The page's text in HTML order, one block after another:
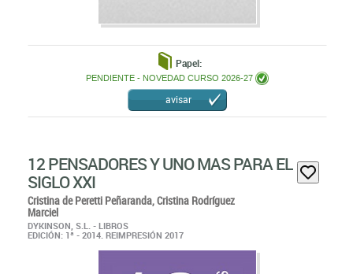
PENDIENTE - NOVEDAD CURSO 2026-27
avisar
12 PENSADORES Y UNO MAS PARA EL
SIGLO XXI
Cristina de Peretti Peñaranda, Cristina Rodríguez
Marciel
DYKINSON, S.L. - LIBROS
EDICIÓN: 1ª - 2014. REIMPRESIÓN 2017